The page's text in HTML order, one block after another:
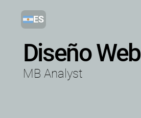
ES
Diseño Web
MB Analyst